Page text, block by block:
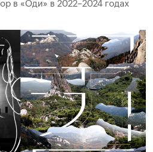
в «Оди» в 2022–2024 годах